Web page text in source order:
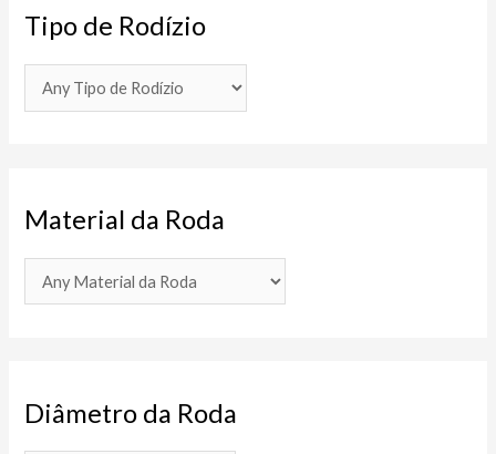
Tipo de Rodízio
Material da Roda
Diâmetro da Roda